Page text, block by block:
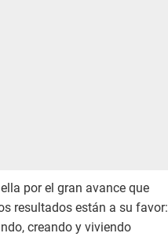
por el gran avance que
resultados están a su favor:
creando y viviendo